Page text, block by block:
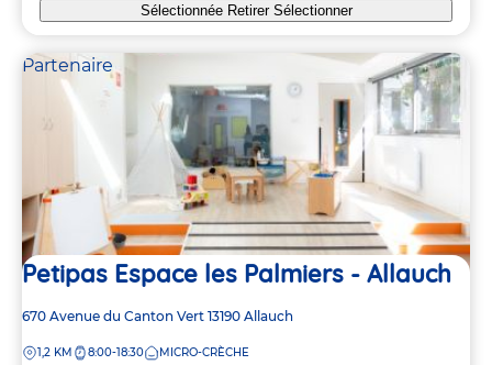
Sélectionnée Retirer Sélectionner
Partenaire
Petipas Espace les Palmiers - Allauch
Adresse
la
670 Avenue du Canton Vert 13190 Allauch
DISTANCE
1,2 KM 8:00-18:30 MICRO-CRÈCHE